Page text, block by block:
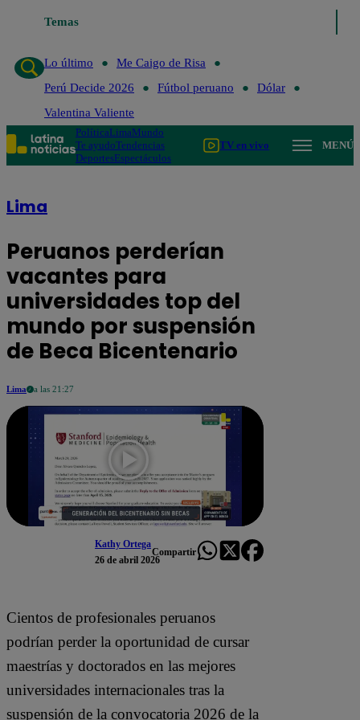
Temas
Lo último Me Caigo de Risa
Lo último
Me Caigo de Risa
Perú Decide 2026
Fútbol peruano
Dólar
Valentina Valiente
PolíticaLimaMundo
Te ayudoTendencias
DeportesEspectáculos
TV en vivo MENÚ
Lima
Peruanos perderían
vacantes para
universidades top del
mundo por suspensión
de Beca Bicentenario
Lima a las 21:27
Kathy Ortega
26 de abril 2026
Compartir
Cientos de profesionales peruanos
podrían perder la oportunidad de cursar
maestrías y doctorados en las mejores
universidades internacionales tras la
suspensión de la convocatoria 2026 de la